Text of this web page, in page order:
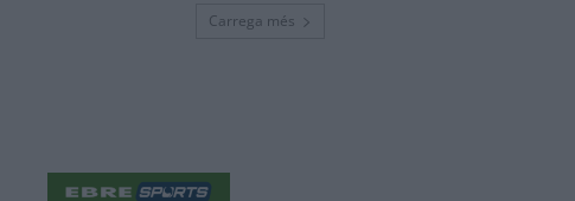
Carrega més